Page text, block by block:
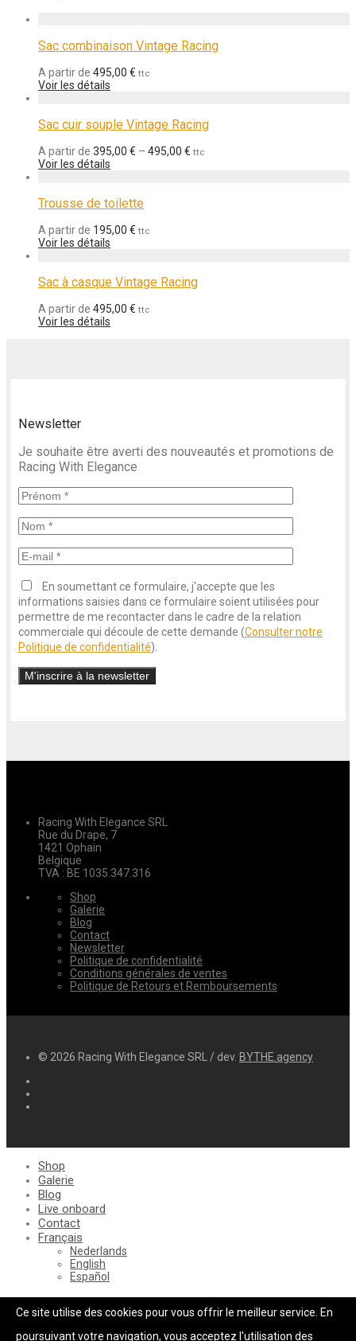
Sac combinaison Vintage Racing
A partir de 495,00 € ttc
Voir les détails
Sac cuir souple Vintage Racing
A partir de 395,00 € – 495,00 € ttc
Voir les détails
Trousse de toilette
A partir de 195,00 € ttc
Voir les détails
Sac à casque Vintage Racing
A partir de 495,00 € ttc
Voir les détails
Newsletter
Je souhaite être averti des nouveautés et promotions de
Racing With Elegance
En soumettant ce formulaire, j'accepte que les
informations saisies dans ce formulaire soient utilisées pour
permettre de me recontacter dans le cadre de la relation
commerciale qui découle de cette demande (Consulter notre
Politique de confidentialité).
Racing With Elegance SRL
Rue du Drape, 7
1421 Ophain
Belgique
TVA : BE 1035.347.316
Shop
Galerie
Blog
Contact
Newsletter
Politique de confidentialité
Conditions générales de ventes
Politique de Retours et Remboursements
© 2026 Racing With Elegance SRL / dev. BYTHE.agency
Shop
Galerie
Blog
Live onboard
Contact
Français
Nederlands
English
Español
Panier 0
Se connecter
Ce site utilise des cookies pour vous offrir le meilleur service. En
poursuivant votre navigation, vous acceptez l'utilisation des